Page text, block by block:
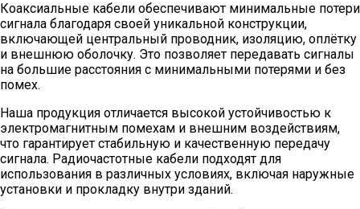
Коаксиальные кабели обеспечивают минимальные потери
сигнала благодаря своей уникальной конструкции,
включающей центральный проводник, изоляцию, оплётку
и внешнюю оболочку. Это позволяет передавать сигналы
на большие расстояния с минимальными потерями и без
помех.
Наша продукция отличается высокой устойчивостью к
электромагнитным помехам и внешним воздействиям,
что гарантирует стабильную и качественную передачу
сигнала. Радиочастотные кабели подходят для
использования в различных условиях, включая наружные
установки и прокладку внутри зданий.